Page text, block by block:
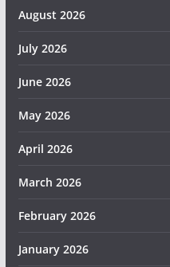
August 2026
July 2026
June 2026
May 2026
April 2026
March 2026
February 2026
January 2026